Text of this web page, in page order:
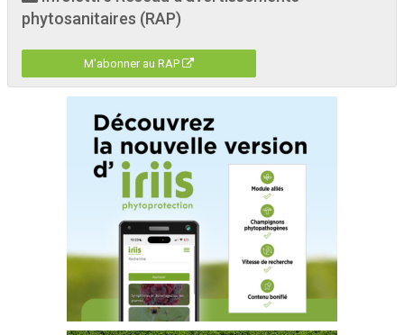
phytosanitaires (RAP)
M'abonner au RAP